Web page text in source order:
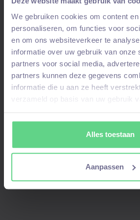
We gebruiken cookies om content
personaliseren, om functies voor
en om ons websiteverkeer te
informatie over uw gebruik van onze
partners voor social media,
partners kunnen deze gegevens
informatie die u aan ze heeft
verzameld op basis van uw gebruik
Alles toestaan
Aanpassen
Interesse in deze vacature?
Solliciteer nu!
Aanmelden voor
eerder hebt aangemeld
en
wilt invullen. Vermeld hierbij je